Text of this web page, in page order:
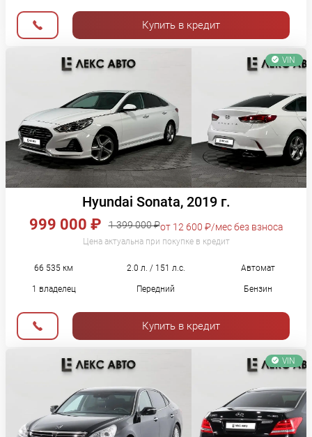
Купить в кредит
VIN
Hyundai Sonata, 2019 г.
999 000 ₽ 1 399 000 ₽от 12 600 ₽/мес без взноса
Цена актуальна при покупке в кредит
66 535 км 2.0 л. / 151 л.с. Автомат
1 владелец Передний Бензин
Купить в кредит
VIN